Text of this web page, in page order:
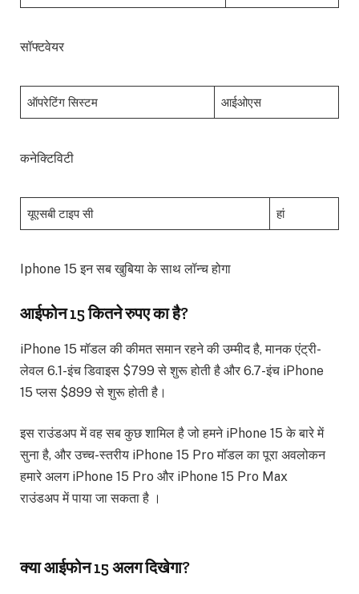
सॉफ्टवेयर
ऑपरेटिंग सिस्टम आईओएस
कनेक्टिविटी
यूएसबी टाइप सी हां
Iphone 15 इन सब खुबिया के साथ लॉन्च होगा
आईफोन 15 कितने रुपए का है?
iPhone 15 मॉडल की कीमत समान रहने की उम्मीद है, मानक एंट्री-
लेवल 6.1-इंच डिवाइस $799 से शुरू होती है और 6.7-इंच iPhone
15 प्लस $899 से शुरू होती है।
इस राउंडअप में वह सब कुछ शामिल है जो हमने iPhone 15 के बारे में
सुना है, और उच्च-स्तरीय iPhone 15 Pro मॉडल का पूरा अवलोकन
हमारे अलग iPhone 15 Pro और iPhone 15 Pro Max
राउंडअप में पाया जा सकता है ।
क्या आईफोन 15 अलग दिखेगा?